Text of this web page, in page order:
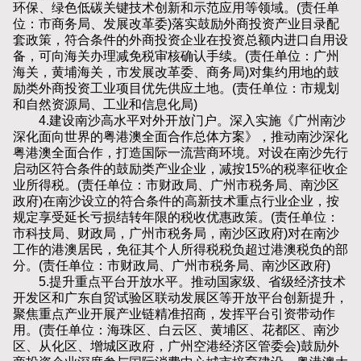
环保、绿色低碳关键技术创新和示范应用等领域。(责任单
位：市商务局、发展改革委)落实鼓励外商投资产业目录配
套政策，符合条件的外商投资企业在投资总额内进口自用设
备，可向海关办理减免税审核确认手续。(责任单位：广州
海关，黄埔海关，市发展改革委、商务局)对集约用地的鼓
励类外商投资工业项目优先供应土地。(责任单位：市规划
和自然资源局、工业和信息化局)
4.建设南沙高水平对外开放门户。深入实施《广州南沙
深化面向世界的粤港澳全面合作总体方案》，推动南沙深化
粤港澳全面合作，打造国际一流营商环境。对设在南沙先行
启动区符合条件的鼓励类产业企业，减按15%的税率征收企
业所得税。(责任单位：市财政局、广州市税务局、南沙区
政府)在南沙设立的符合条件的高新技术重点行业企业，按
规定享受延长亏损结转年限的税收优惠政策。(责任单位：
市科技局、财政局，广州市税务局，南沙区政府)对在南沙
工作的港澳居民，免征其个人所得税税负超过港澳税负的部
分。(责任单位：市财政局、广州市税务局、南沙区政府)
5.提升重点平台开放水平。推动国家级、省级经济技术
开发区和广东自贸试验区联动发展区等开放平台创新提升，
聚焦重点产业开展产业链精准招商，发挥平台引资带动作
用。(责任单位：海珠区、白云区、黄埔区、花都区、南沙
区、从化区、增城区政府，广州空港经济区管委会)鼓励外